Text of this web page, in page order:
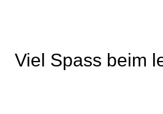
Viel Spass beim